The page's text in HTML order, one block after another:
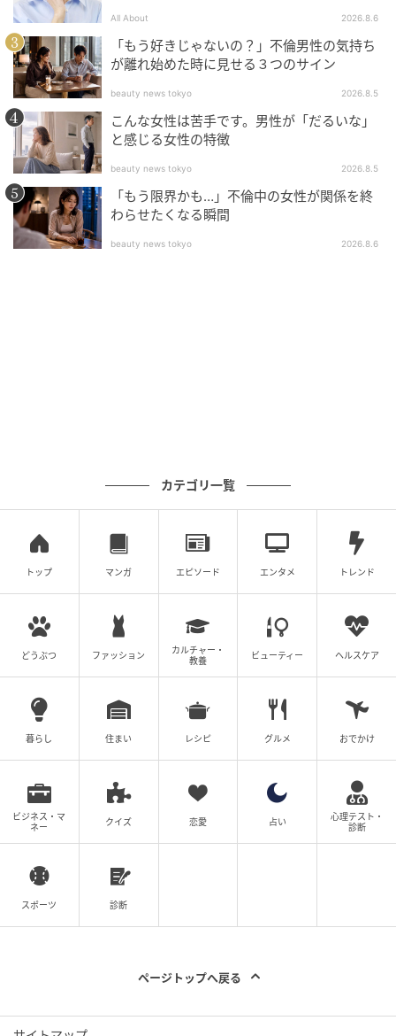
All About 2026.8.6
「もう好きじゃないの？」不倫男性の気持ち
が離れ始めた時に見せる３つのサイン
beauty news tokyo 2026.8.5
こんな女性は苦手です。男性が「だるいな」
と感じる女性の特徴
beauty news tokyo 2026.8.5
「もう限界かも…」不倫中の女性が関係を終
わらせたくなる瞬間
beauty news tokyo 2026.8.6
カテゴリ一覧
トップ マンガ エピソード エンタメ トレンド
どうぶつ ファッション
カルチャー・
教養
ビューティー ヘルスケア
暮らし 住まい レシピ グルメ おでかけ
ビジネス・マ
ネー
クイズ 恋愛 占い
心理テスト・
診断
スポーツ 診断
ページトップへ戻る